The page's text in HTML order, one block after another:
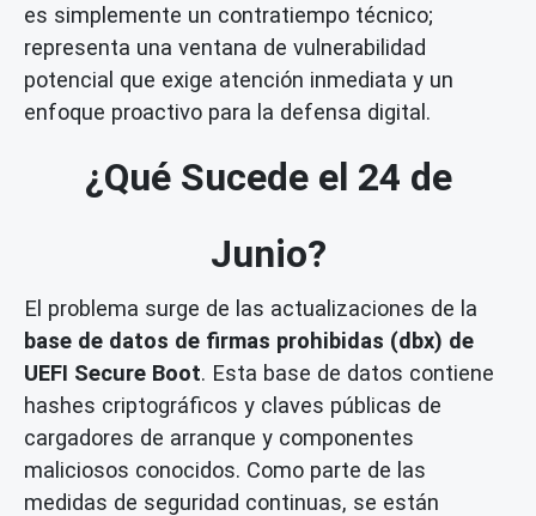
es simplemente un contratiempo técnico;
representa una ventana de vulnerabilidad
potencial que exige atención inmediata y un
enfoque proactivo para la defensa digital.
¿Qué Sucede el 24 de
Junio?
El problema surge de las actualizaciones de la
base de datos de firmas prohibidas (dbx) de
UEFI Secure Boot. Esta base de datos contiene
hashes criptográficos y claves públicas de
cargadores de arranque y componentes
maliciosos conocidos. Como parte de las
medidas de seguridad continuas, se están